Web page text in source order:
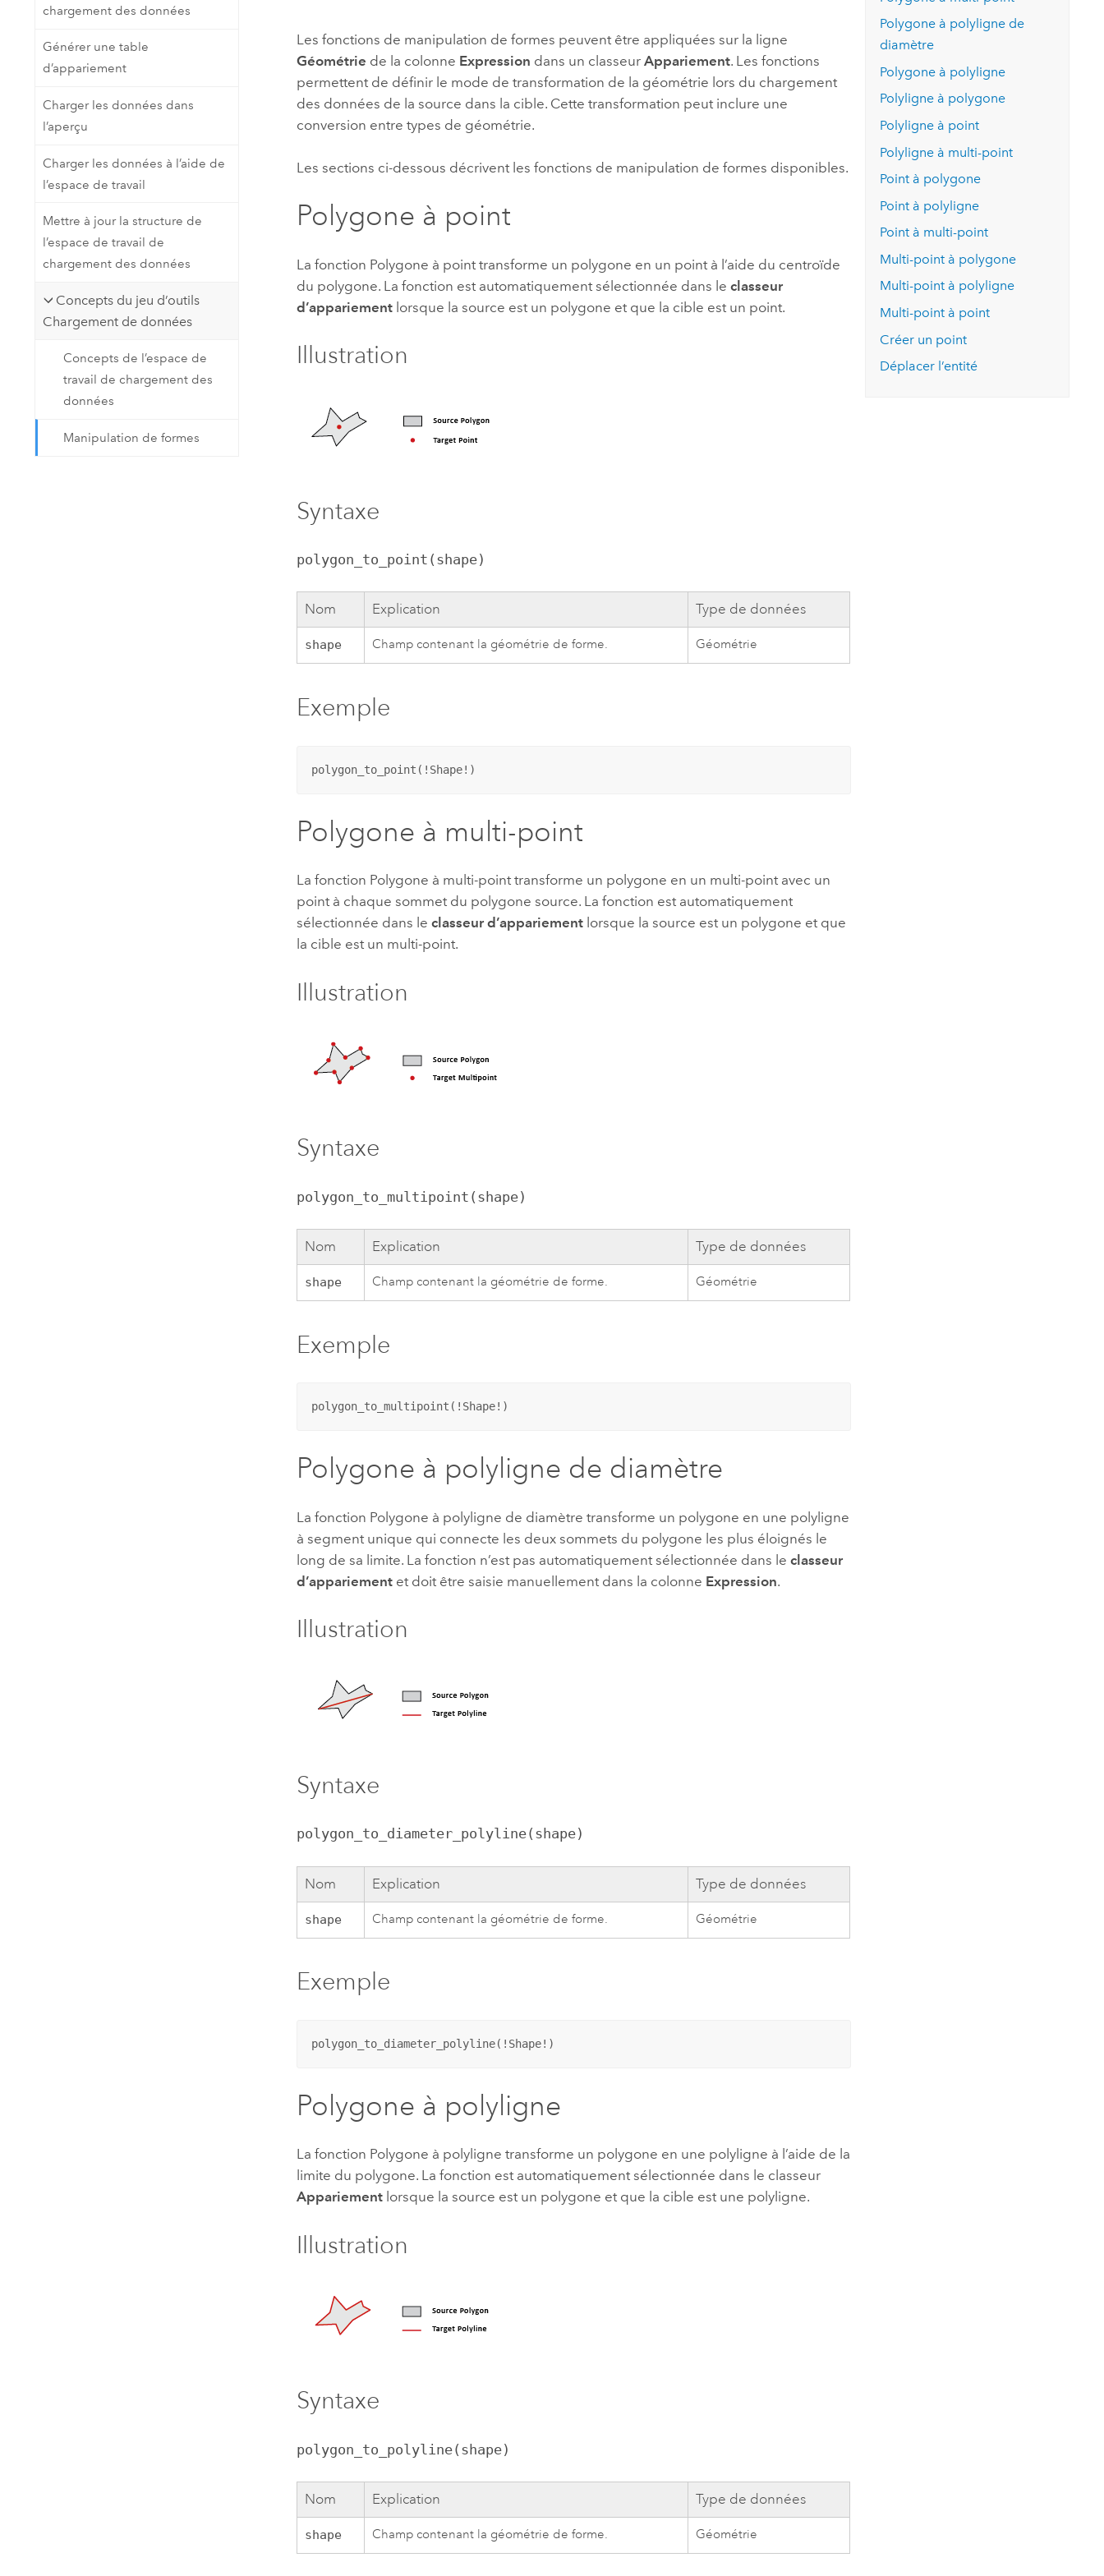
Créer des applications de
cartographie et d’analyse spatiale
essai gratuit.
Découvrir ArcGIS Pro
Explorer ce cours
technologiques
tendances de
l’univers
géospatial
Lire le récit
chargement des données
Générer une table
d’appariement
Charger les données dans
l’aperçu
Charger les données à l’aide de
l’espace de travail
Mettre à jour la structure de
l’espace de travail de
chargement des données
Concepts du jeu d’outils
Chargement de données
Concepts de l’espace de
travail de chargement des
données
Manipulation de formes
Les fonctions de manipulation de formes peuvent être appliquées sur la ligne
Géométrie de la colonne Expression dans un classeurAppariement. Les fonctions
permettent de définir le mode de transformation de la géométrie lors du chargement
des données de la source dans la cible. Cette transformation peut inclure une
conversion entre types de géométrie.
Les sections ci-dessous décrivent les fonctions de manipulation de formes disponibles.
Polygone à point
La fonction Polygone à point transforme un polygone en un point à l’aide du centroïde
du polygone. La fonction est automatiquement sélectionnée dans leclasseur
d’appariement lorsque la source est un polygone et que la cible est un point.
Illustration
Syntaxe
polygon_to_point(shape)
Nom Explication Type de données
shape Champ contenant la géométrie de forme. Géométrie
Exemple
polygon_to_point(!Shape!)
Polygone à multi-point
La fonction Polygone à multi-point transforme un polygone en un multi-point avec un
point à chaque sommet du polygone source. La fonction est automatiquement
sélectionnée dans leclasseur d’appariement lorsque la source est un polygone et que
la cible est un multi-point.
Illustration
Syntaxe
polygon_to_multipoint(shape)
Nom Explication Type de données
shape Champ contenant la géométrie de forme. Géométrie
Exemple
polygon_to_multipoint(!Shape!)
Polygone à polyligne de diamètre
La fonction Polygone à polyligne de diamètre transforme un polygone en une polyligne
à segment unique qui connecte les deux sommets du polygone les plus éloignés le
long de sa limite. La fonction n’est pas automatiquement sélectionnée dans leclasseur
d’appariement et doit être saisie manuellement dans la colonne Expression.
Illustration
Syntaxe
polygon_to_diameter_polyline(shape)
Nom Explication Type de données
shape Champ contenant la géométrie de forme. Géométrie
Exemple
polygon_to_diameter_polyline(!Shape!)
Polygone à polyligne
La fonction Polygone à polyligne transforme un polygone en une polyligne à l’aide de la
limite du polygone. La fonction est automatiquement sélectionnée dans le classeur
Appariement lorsque la source est un polygone et que la cible est une polyligne.
Illustration
Syntaxe
polygon_to_polyline(shape)
Nom Explication Type de données
shape Champ contenant la géométrie de forme. Géométrie
Polygone à polyligne de
diamètre
Polygone à polyligne
Polyligne à polygone
Polyligne à point
Polyligne à multi-point
Point à polygone
Point à polyligne
Point à multi-point
Multi-point à polygone
Multi-point à polyligne
Multi-point à point
Créer un point
Déplacer l’entité